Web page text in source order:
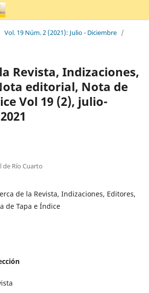
Vol. 19 Núm. 2 (2021): Julio - Diciembre /
Revista, Indizaciones,
editorial, Nota de
Vol 19 (2), julio-
de Río Cuarto
de la Revista, Indizaciones, Editores,
de Tapa e Índice